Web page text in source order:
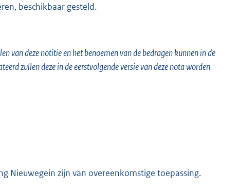
beschikbaar gesteld.
van deze notitie en het benoemen van de bedragen kunnen in de
zullen deze in de eerstvolgende versie van deze nota worden
Nieuwegein zijn van overeenkomstige toepassing.